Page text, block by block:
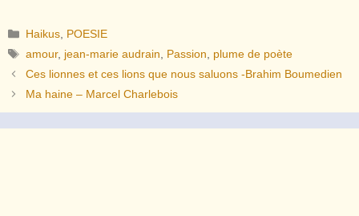
Catégories
Haikus POESIE
Étiquettes
amour, jean-marie audrain Passion
plume de poète
Ces lionnes et ces lions que nous saluons -Brahim Boumedien
Ma haine – Marcel Charlebois